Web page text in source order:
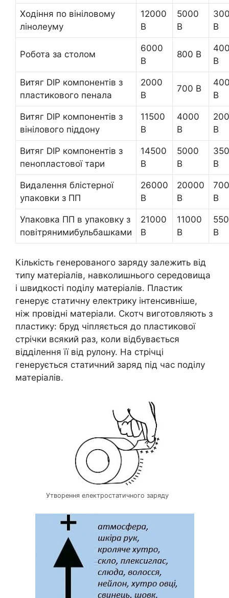
Ходіння по вініловому
лінолеуму
12000
В
5000
В
В
Робота за столом
6000
В
800 В
В
Витяг DIP компонентів з
пластикового пенала
2000
В
700 В
В
Витяг DIP компонентів з
вінілового піддону
11500
В
4000
В
В
Витяг DIP компонентів з
пенопластової тари
14500
В
5000
В
В
Видалення блістерної
упаковки з ПП
26000
В
20000
В
В
Упаковка ПП в упаковку з
повітрянимибульбашками
21000
В
11000
В
В
Кількість генерованого заряду залежить від
типу матеріалів, навколишнього середовища
і швидкості поділу матеріалів. Пластик
генерує статичну електрику інтенсивніше,
ніж провідні матеріали. Скотч виготовляють з
пластику: бруд чіпляється до пластикової
стрічки всякий раз, коли відбувається
відділення її від рулону. На стрічці
генерується статичний заряд під час поділу
матеріалів.
Утворення електростатичного заряду